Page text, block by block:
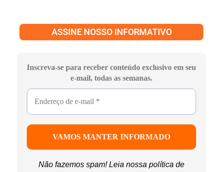
ASSINE NOSSO INFORMATIVO
Inscreva-se para receber conteúdo exclusivo em seu
e-mail, todas as semanas.
Não fazemos spam! Leia nossa política de